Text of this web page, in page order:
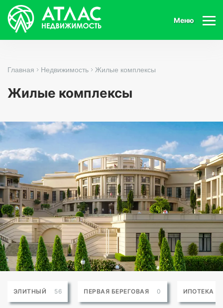
Меню
Главная Недвижимость Жилые комплексы
Жилые комплексы
ЭЛИТНЫЙ 56 ПЕРВАЯ БЕРЕГОВАЯ 0 ИПОТЕКА